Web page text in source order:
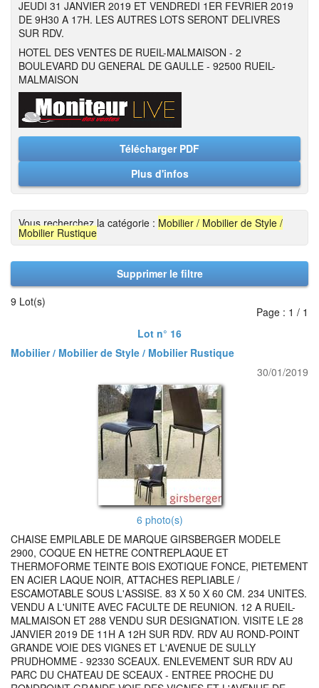
JEUDI 31 JANVIER 2019 ET VENDREDI 1ER FEVRIER 2019
DE 9H30 A 17H. LES AUTRES LOTS SERONT DELIVRES
SUR RDV.
HOTEL DES VENTES DE RUEIL-MALMAISON - 2
BOULEVARD DU GENERAL DE GAULLE - 92500 RUEIL-
MALMAISON
Télécharger PDF
Plus d'infos
Vous recherchez la catégorie : Mobilier / Mobilier de Style /
Mobilier Rustique
Supprimer le filtre
9 Lot(s)
Page : 1 / 1
Lot n° 16
Mobilier / Mobilier de Style / Mobilier Rustique
30/01/2019
6 photo(s)
CHAISE EMPILABLE DE MARQUE GIRSBERGER MODELE
2900, COQUE EN HETRE CONTREPLAQUE ET
THERMOFORME TEINTE BOIS EXOTIQUE FONCE, PIETEMENT
EN ACIER LAQUE NOIR, ATTACHES REPLIABLE /
ESCAMOTABLE SOUS L'ASSISE. 83 X 50 X 60 CM. 234 UNITES.
VENDU A L'UNITE AVEC FACULTE DE REUNION. 12 A RUEIL-
MALMAISON ET 288 VENDU SUR DESIGNATION. VISITE LE 28
JANVIER 2019 DE 11H A 12H SUR RDV. RDV AU ROND-POINT
GRANDE VOIE DES VIGNES ET L'AVENUE DE SULLY
PRUDHOMME - 92330 SCEAUX. ENLEVEMENT SUR RDV AU
PARC DU CHATEAU DE SCEAUX - ENTREE PROCHE DU